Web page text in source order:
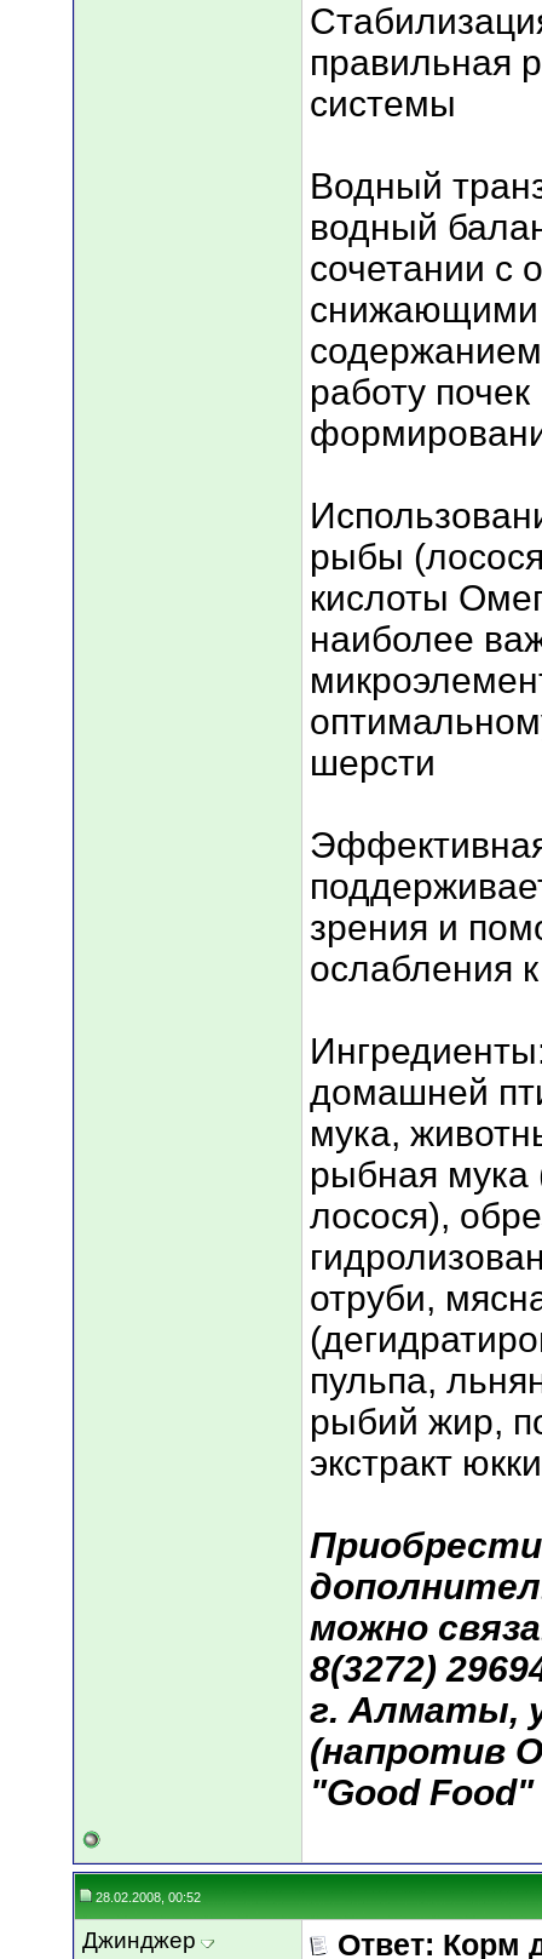
правильная
системы
Водный
водный
сочетании с
снижающими
работу
рыбы
кислоты
наиболее
шерсти
зрения и
ослабления
домашней
мука,
рыбная мука
лосося),
отруби,
пульпа,
рыбий жир,
экстракт
можно
8(3272)
г. Алматы,
(напротив
"Good Food"
28.02.2008, 00:52
Джинджер Ответ: Корм